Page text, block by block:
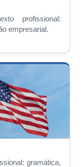
profissional:
empresarial.
gramática,